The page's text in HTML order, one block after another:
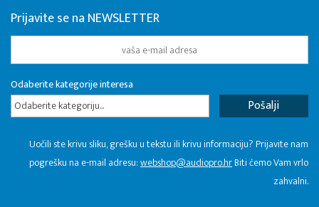
Prijavite se na NEWSLETTER
Odaberite kategorije interesa
Odaberite kategoriju...
Uočili ste krivu sliku, grešku u tekstu ili krivu informaciju? Prijavite nam
pogrešku na e-mail adresu:webshop@audiopro.hrBiti ćemo Vam vrlo
zahvalni.